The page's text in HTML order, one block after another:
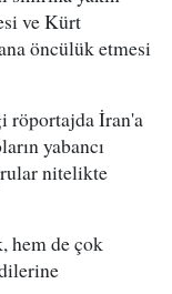
ve Kürt
öncülük etmesi
röportajda İran'a
yabancı
nitelikte
hem de çok